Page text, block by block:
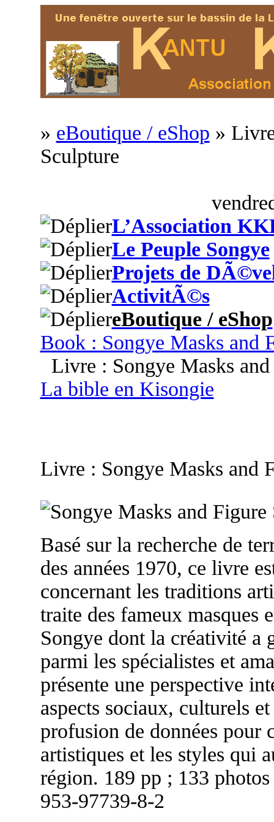
» eBoutique / eShop »
Sculpture
L’Association
Le Peuple Songye
Projets de
ActivitÃ©s
eBoutique / eShop
Book : Songye Masks and
Livre : Songye Masks
La bible en Kisongie
Livre : Songye Masks and
Basé sur la recherche de
des années 1970, ce livre
concernant les traditions
traite des fameux masques
Songye dont la créativité a
parmi les spécialistes et
présente une perspective
aspects sociaux, culturels
profusion de données pour
artistiques et les styles qui
région. 189 pp ; 133
953-97739-8-2